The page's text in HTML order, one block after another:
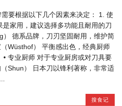
要根据以下几个因素来决定： 1. 使
是家用，建议选择多功能且耐用的刀
） 德系品牌，刀刃坚固耐用，维护简
Wüsthof） 平衡感出色，经典厨师
专业厨师 对于专业厨房或对刀具要
Shun） 日本刀以锋利著称，非常适
搜食记